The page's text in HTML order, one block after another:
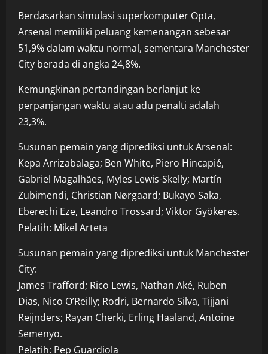
Berdasarkan simulasi superkomputer Opta,
Arsenal memiliki peluang kemenangan sebesar
51,9% dalam waktu normal, sementara Manchester
City berada di angka 24,8%.
Kemungkinan pertandingan berlanjut ke
perpanjangan waktu atau adu penalti adalah
23,3%.
Susunan pemain yang diprediksi untuk Arsenal:
Kepa Arrizabalaga; Ben White, Piero Hincapié,
Gabriel Magalhães, Myles Lewis-Skelly; Martín
Zubimendi, Christian Nørgaard; Bukayo Saka,
Eberechi Eze, Leandro Trossard; Viktor Gyökeres.
Pelatih: Mikel Arteta
Susunan pemain yang diprediksi untuk Manchester
City:
James Trafford; Rico Lewis, Nathan Aké, Ruben
Dias, Nico O’Reilly; Rodri, Bernardo Silva, Tijjani
Reijnders; Rayan Cherki, Erling Haaland, Antoine
Semenyo.
Pelatih: Pep Guardiola